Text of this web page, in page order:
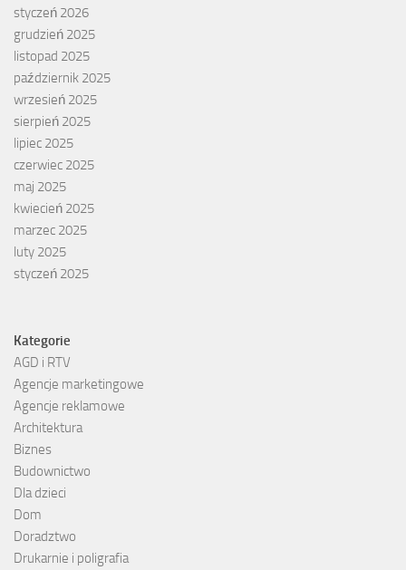
styczeń 2026
grudzień 2025
listopad 2025
październik 2025
wrzesień 2025
sierpień 2025
lipiec 2025
czerwiec 2025
maj 2025
kwiecień 2025
marzec 2025
luty 2025
styczeń 2025
Kategorie
AGD i RTV
Agencje marketingowe
Agencje reklamowe
Architektura
Biznes
Budownictwo
Dla dzieci
Dom
Doradztwo
Drukarnie i poligrafia